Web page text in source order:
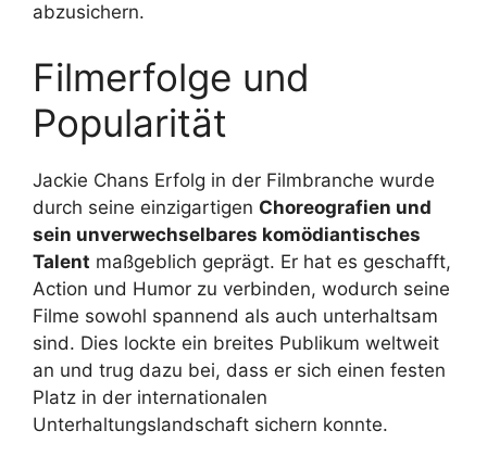
abzusichern.
Filmerfolge und
Popularität
Jackie Chans Erfolg in der Filmbranche wurde
durch seine einzigartigen Choreografien und
sein unverwechselbares komödiantisches
Talent maßgeblich geprägt. Er hat es geschafft,
Action und Humor zu verbinden, wodurch seine
Filme sowohl spannend als auch unterhaltsam
sind. Dies lockte ein breites Publikum weltweit
an und trug dazu bei, dass er sich einen festen
Platz in der internationalen
Unterhaltungslandschaft sichern konnte.